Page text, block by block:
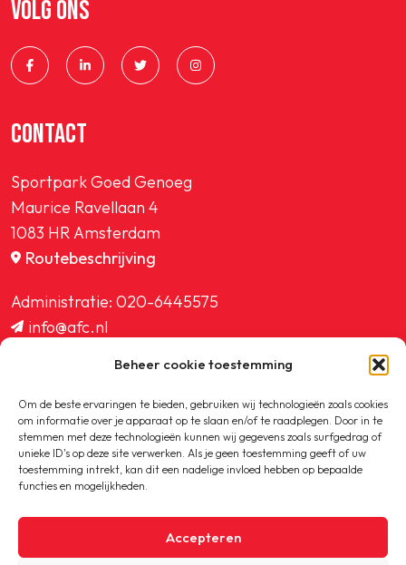
Beheer cookie toestemming
Om de beste ervaringen te bieden, gebruiken wij technologieën zoals cookies
om informatie over je apparaat op te slaan en/of te raadplegen. Door in te
stemmen met deze technologieën kunnen wij gegevens zoals surfgedrag of
unieke ID's op deze site verwerken. Als je geen toestemming geeft of uw
toestemming intrekt, kan dit een nadelige invloed hebben op bepaalde
functies en mogelijkheden.
Accepteren
VOLG ONS
CONTACT
Sportpark Goed Genoeg
Maurice Ravellaan 4
1083 HR Amsterdam
Routebeschrijving
Administratie: 020-6445575
info@afc.nl
ledenadministratie@afc.nl
Copyright © 2020-2026 AFC